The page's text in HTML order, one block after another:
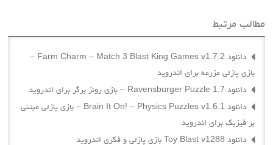
مطالب مرتبط
دانلود Farm Charm – Match 3 Blast King Games v1.7.2 –
بازی پازلی مزرعه برای اندروید
دانلود Ravensburger Puzzle 1.7 – بازی رونز برگر برای اندروید
دانلود Brain It On! – Physics Puzzles v1.6.1 – بازی پازلی مبتنی
بر فیزیک برای اندروید
دانلود Toy Blast v1288 بازی پازلی و فکری اندروید